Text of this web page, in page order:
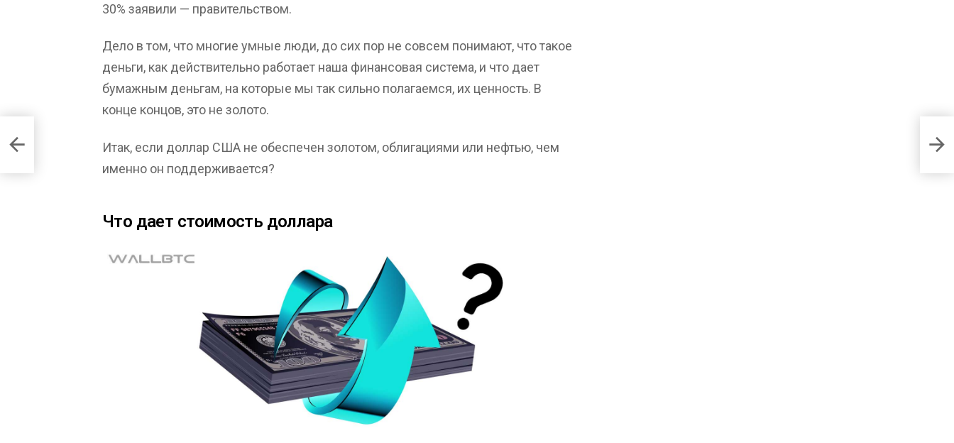
30% заявили — правительством.
Дело в том, что многие умные люди, до сих пор не совсем понимают, что такое
деньги, как действительно работает наша финансовая система, и что дает
бумажным деньгам, на которые мы так сильно полагаемся, их ценность. В
конце концов, это не золото.
Итак, если доллар США не обеспечен золотом, облигациями или нефтью, чем
именно он поддерживается?
Что дает стоимость доллара